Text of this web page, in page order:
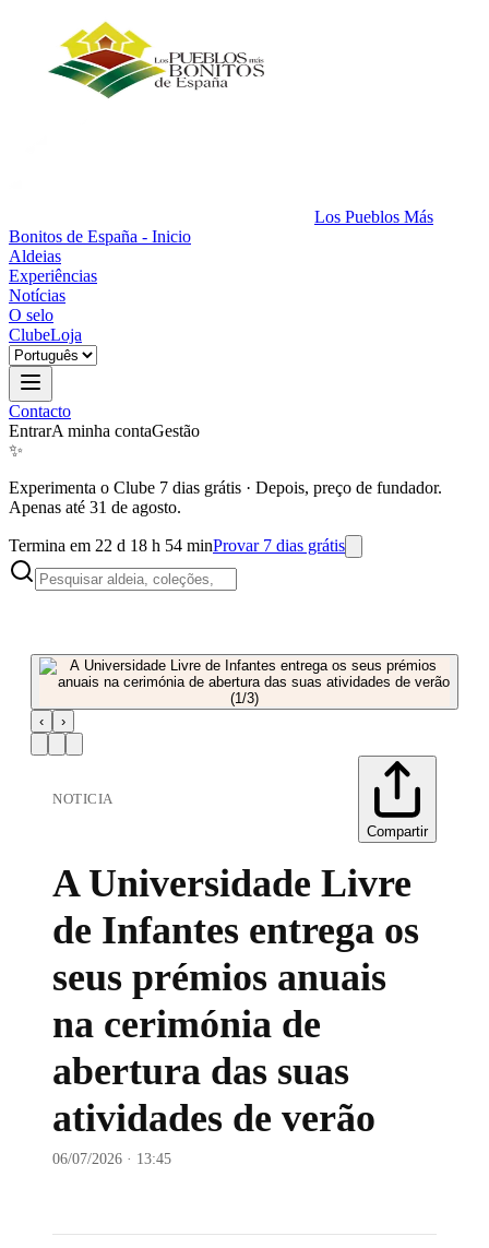
Los Pueblos Más
Bonitos de España - Inicio
Aldeias
Experiências
Notícias
O selo
ClubeLoja
Contacto
EntrarA minha contaGestão
✨
Experimenta o Clube 7 dias grátis · Depois, preço de fundador.
Apenas até 31 de agosto.
Termina em 22 d 18 h 54 minProvar 7 dias grátis
‹ ›
NOTICIA
Compartir
A Universidade Livre
de Infantes entrega os
seus prémios anuais
na cerimónia de
abertura das suas
atividades de verão
06/07/2026 · 13:45